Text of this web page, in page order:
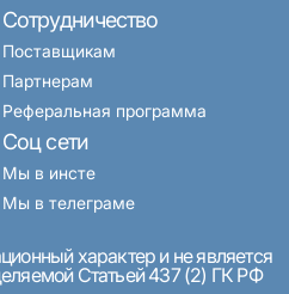
Сотрудничество
Поставщикам
Партнерам
Реферальная программа
Соц сети
Мы в инсте
Мы в телеграме
характер и не является
Статьей 437 (2) ГК РФ